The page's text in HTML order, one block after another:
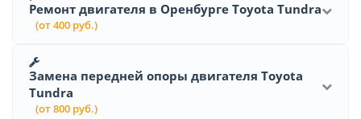
Ремонт двигателя в Оренбурге Toyota Tundra
(от 400 руб.)
Замена передней опоры двигателя Toyota
Tundra
(от 800 руб.)